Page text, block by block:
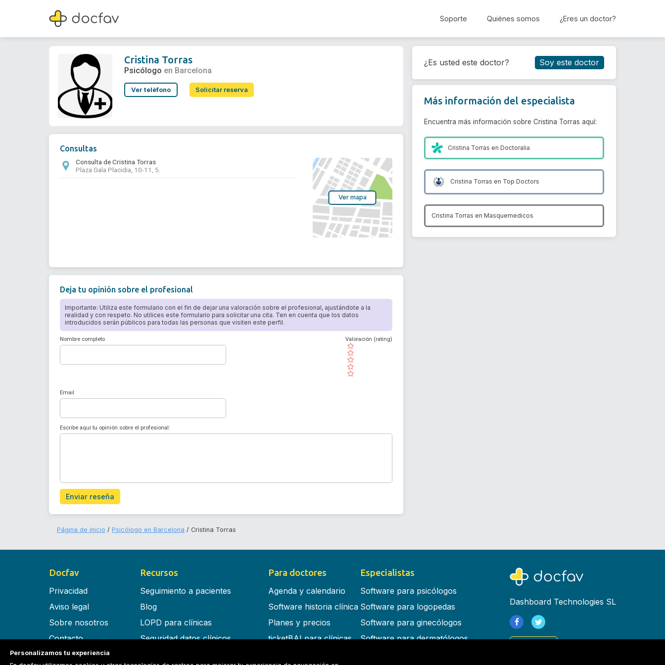
Soporte Quiénes somos ¿Eres un doctor?
Cristina Torras
Psicólogo
Reservar cita
Cristina Torras
Psicólogo en Barcelona
Ver teléfono Solicitar reserva
Consultas
Consulta de Cristina Torras
Plaza Gala Placidia, 10-11, 5.
Ver mapa
Deja tu opinión sobre el profesional
Importante: Utiliza este formulario con el fin de dejar una valoración sobre el profesional, ajustándote a la
realidad y con respeto. No utilices este formulario para solicitar una cita. Ten en cuenta que los datos
introducidos serán públicos para todas las personas que visiten este perfil.
Nombre completo
( )
( )
( )
( )
( )
Valoración (rating)
Email
Escribe aquí tu opinión sobre el profesional:
Enviar reseña
¿Es usted este doctor? Soy este doctor
Más información del especialista
Encuentra más información sobre Cristina Torras aquí:
Cristina Torras enDoctoralia
Cristina Torras en Top Doctors
Cristina Torras en Masquemedicos
Página de inicio Psicólogo en Barcelona Cristina Torras
Docfav
Privacidad
Aviso legal
Sobre nosotros
Contacto
Términos y condiciones
Recursos
Seguimiento a pacientes
Blog
LOPD para clínicas
Seguridad datos clínicos
Para doctores
Agenda y calendario
Software historia clínica
Planes y precios
ticketBAI para clínicas
Especialistas
Software para psicólogos
Software para logopedas
Software para ginecólogos
Software para dermatólogos
Dashboard Technologies SL
Personalizamos tu experiencia